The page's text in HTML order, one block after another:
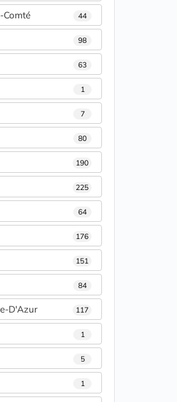
Comté 44
98
63
1
7
80
190
225
64
176
151
84
D'Azur 117
1
5
1